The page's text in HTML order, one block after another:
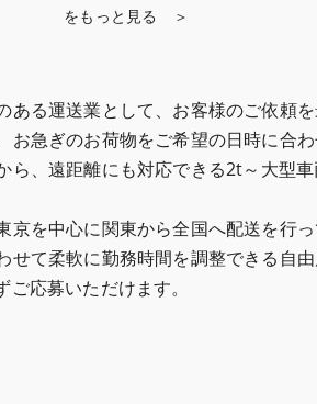
をもっと見る ＞
る運送業として、お客様のご依頼
急ぎのお荷物をご希望の日時に合
、遠距離にも対応できる2t～大型
京を中心に関東から全国へ配送を行
て柔軟に勤務時間を調整できる自
応募いただけます。